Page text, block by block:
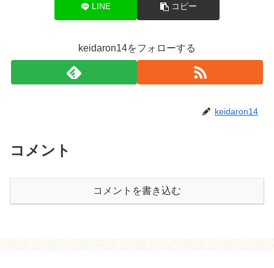
LINE コピー
keidaron14をフォローする
keidaron14
コメント
コメントを書き込む